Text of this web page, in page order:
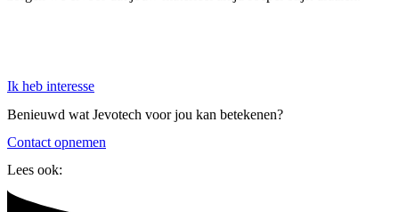
Ik heb interesse
Benieuwd wat Jevotech voor jou kan betekenen?
Contact opnemen
Lees ook: